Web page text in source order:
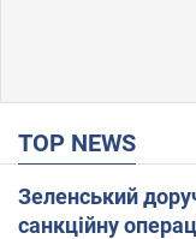
TOP NEWS
Зеленський
санкційну